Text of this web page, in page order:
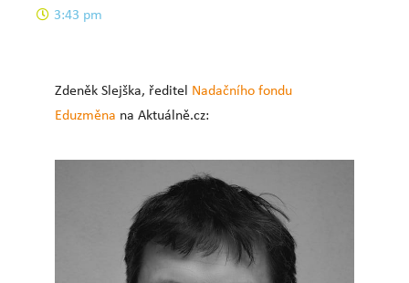
3:43 pm
Zdeněk Slejška, ředitel Nadačního fondu
Eduzměna na Aktuálně.cz: